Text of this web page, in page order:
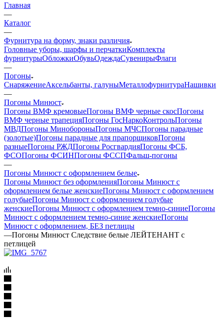
Главная
—
Каталог
—
Фурнитура на форму, знаки различия
Головные уборы, шарфы и перчаткиКомплекты
фурнитурыОбложкиОбувьОдеждаСувенирыФлаги
—
Погоны
СнаряжениеАксельбанты, галуныМеталлофурнитураНашивки
—
Погоны Минюст
Погоны ВМФ кремовыеПогоны ВМФ черные скосПогоны
ВМФ черные трапецияПогоны ГосНаркоКонтрольПогоны
МВДПогоны МинобороныПогоны МЧСПогоны парадные
(золотые)Погоны парадные для прапорщиковПогоны
разныеПогоны РЖДПогоны РосгвардияПогоны ФСБ,
ФСОПогоны ФСИНПогоны ФССПФальш-погоны
—
Погоны Минюст с оформлением белые
Погоны Минюст без оформленияПогоны Минюст с
оформлением белые женскиеПогоны Минюст с оформлением
голубыеПогоны Минюст с оформлением голубые
женскиеПогоны Минюст с оформлением темно-синиеПогоны
Минюст с оформлением темно-синие женскиеПогоны
Минюст с оформлением, БЕЗ петлицы
—Погоны Минюст Следствие белые ЛЕЙТЕНАНТ с
петлицей